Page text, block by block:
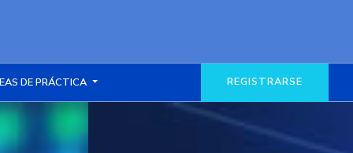
DE PRÁCTICA REGISTRARSE